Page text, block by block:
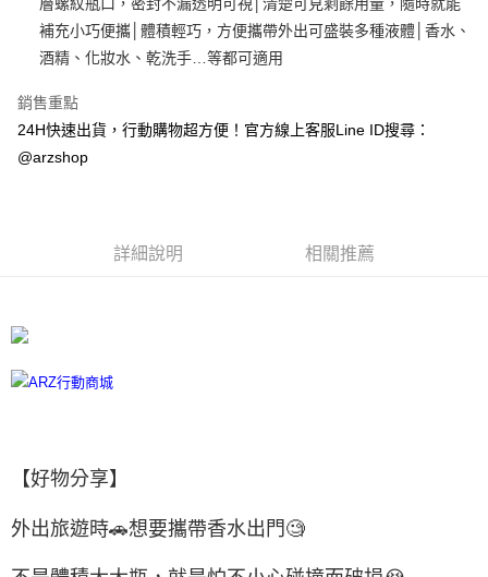
街口支付
Google Pay
全盈+PAY
ATM付款
每筆NT$60，滿NT$599(含以上)免運費
每筆NT$100
補充小巧便攜│體積輕巧，方便攜帶外出可盛裝多種液體│香水、
酒精、化妝水、乾洗手…等都可適用
銷售重點
24H快速出貨，行動購物超方便！官方線上客服Line ID搜尋：
@arzshop
詳細說明 相關推薦
【好物分享】
外出旅遊時🚗想要攜帶香水出門 🧐